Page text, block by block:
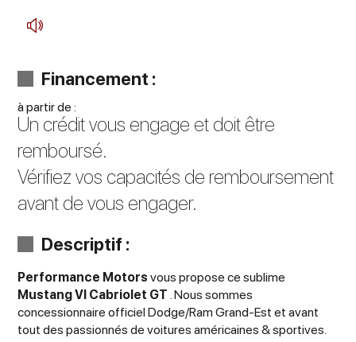
Financement :
à partir de :
Un crédit vous engage et doit être
remboursé.
Vérifiez vos capacités de remboursement
avant de vous engager.
Descriptif :
Performance Motors vous propose ce sublime
Mustang VI Cabriolet GT . Nous sommes
concessionnaire officiel Dodge/Ram Grand-Est et avant
tout des passionnés de voitures américaines & sportives.